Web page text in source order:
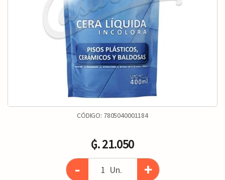
CÓDIGO: 7805040001184
₲. 21.050
- Un. +